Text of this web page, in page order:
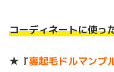
コーディネートに使
★『裏起毛ドルマンプ